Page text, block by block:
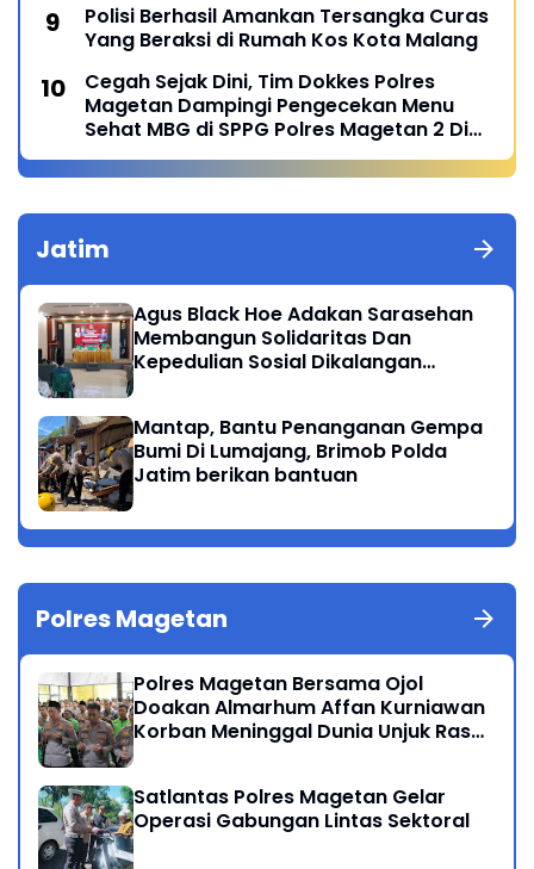
Polisi Berhasil Amankan Tersangka Curas
Yang Beraksi di Rumah Kos Kota Malang
Cegah Sejak Dini, Tim Dokkes Polres
Magetan Dampingi Pengecekan Menu
Sehat MBG di SPPG Polres Magetan 2 Di
Poncol
Jatim
Agus Black Hoe Adakan Sarasehan
Membangun Solidaritas Dan
Kepedulian Sosial Dikalangan
Mantap, Bantu Penanganan Gempa
Bumi Di Lumajang, Brimob Polda
Jatim berikan bantuan
Polres Magetan
Polres Magetan Bersama Ojol
Doakan Almarhum Affan Kurniawan
Korban Meninggal Dunia Unjuk Rasa
Satlantas Polres Magetan Gelar
Operasi Gabungan Lintas Sektoral